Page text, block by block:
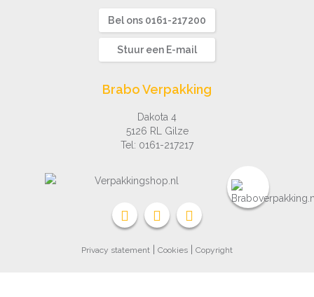
Bel ons 0161-217200
Stuur een E-mail
Brabo Verpakking
Dakota 4
5126 RL Gilze
Tel: 0161-217217
Privacy statement Cookies Copyright